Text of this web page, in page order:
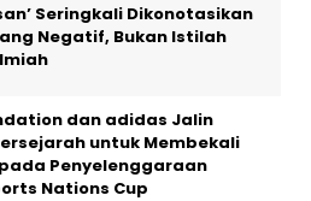
Seringkali Dikonotasikan
Negatif, Bukan Istilah
dan adidas Jalin
untuk Membekali
Penyelenggaraan
Nations Cup